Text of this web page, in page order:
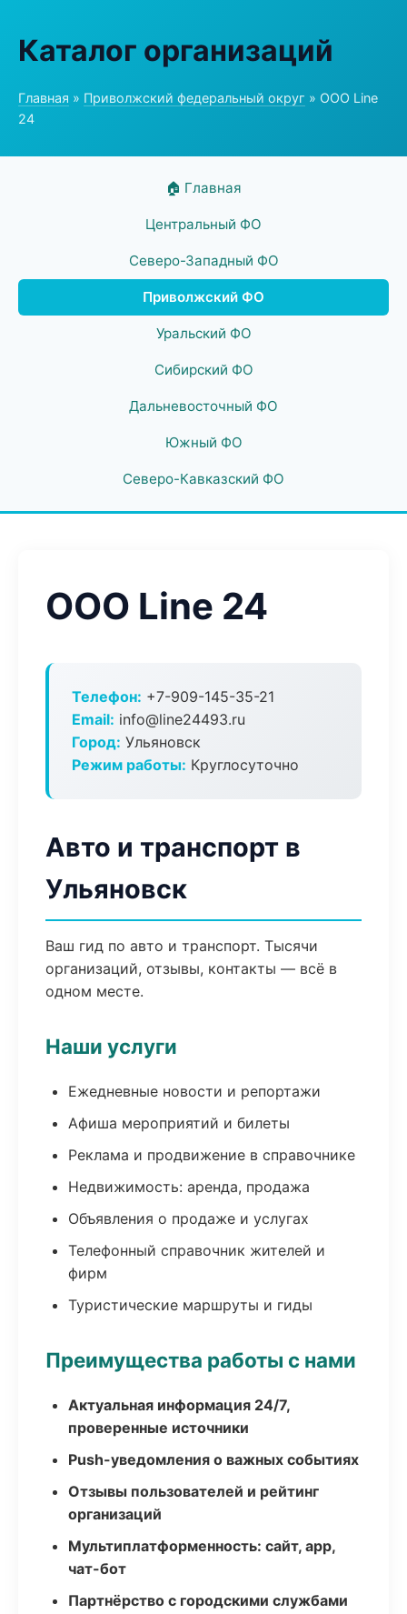
Каталог организаций
Главная » Приволжский федеральный округ » ООО Line
24
🏠 Главная
Центральный ФО
Северо-Западный ФО
Приволжский ФО
Уральский ФО
Сибирский ФО
Дальневосточный ФО
Южный ФО
Северо-Кавказский ФО
ООО Line 24
Телефон: +7-909-145-35-21
Email: info@line24493.ru
Город: Ульяновск
Режим работы: Круглосуточно
Авто и транспорт в
Ульяновск
Ваш гид по авто и транспорт. Тысячи
организаций, отзывы, контакты — всё в
одном месте.
Наши услуги
Ежедневные новости и репортажи
Афиша мероприятий и билеты
Реклама и продвижение в справочнике
Недвижимость: аренда, продажа
Объявления о продаже и услугах
Телефонный справочник жителей и
фирм
Туристические маршруты и гиды
Преимущества работы с нами
Актуальная информация 24/7,
проверенные источники
Push-уведомления о важных событиях
Отзывы пользователей и рейтинг
организаций
Мультиплатформенность: сайт, app,
чат-бот
Партнёрство с городскими службами